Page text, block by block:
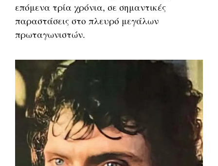
επόμενα τρία χρόνια, σε σημαντικές
παραστάσεις στο πλευρό μεγάλων
πρωταγωνιστών.